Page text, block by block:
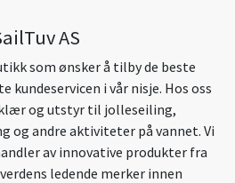
AS
som ønsker å tilby de beste
kundeservicen i vår nisje. Hos oss
klær og utstyr til jolleseiling,
og andre aktiviteter på vannet. Vi
av innovative produkter fra
ledende merker innen